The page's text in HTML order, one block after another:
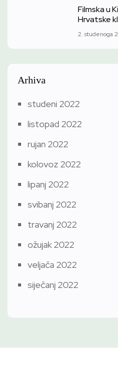
Filmska u
Hrvatske
2. studenoga
Arhiva
studeni 2022
listopad 2022
rujan 2022
kolovoz 2022
lipanj 2022
svibanj 2022
travanj 2022
ožujak 2022
veljača 2022
siječanj 2022